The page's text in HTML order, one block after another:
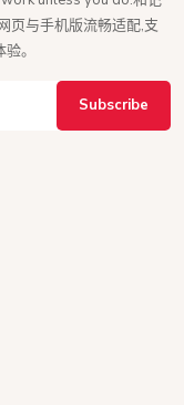
页与手机版流畅适配,支
。
Subscribe